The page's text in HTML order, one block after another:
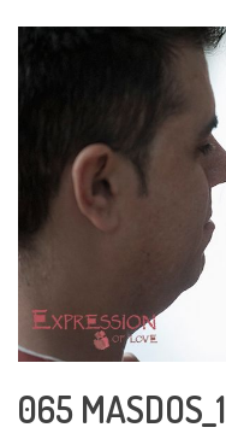
065 MASDOS_1